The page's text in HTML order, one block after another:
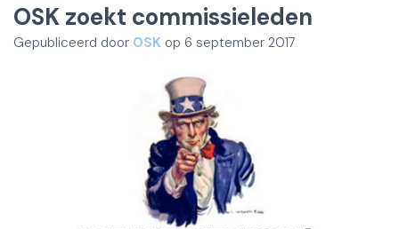
OSK zoekt commissieleden
Gepubliceerd door OSK op 6 september 2017